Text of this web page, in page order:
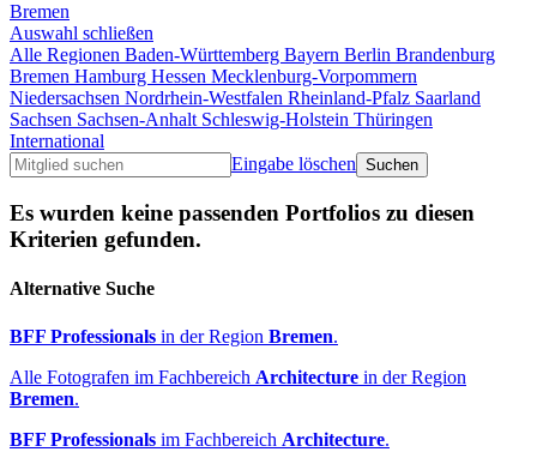
Bremen
Auswahl schließen
Alle Regionen Baden-Württemberg Bayern Berlin Brandenburg
Bremen Hamburg Hessen Mecklenburg-Vorpommern
Niedersachsen Nordrhein-Westfalen Rheinland-Pfalz Saarland
Sachsen Sachsen-Anhalt Schleswig-Holstein Thüringen
International
Eingabe löschen
Es wurden keine passenden Portfolios zu diesen
Kriterien gefunden.
Alternative Suche
BFF Professionals in der Region Bremen.
Alle Fotografen im Fachbereich Architecture in der Region
Bremen.
BFF Professionals im Fachbereich Architecture.